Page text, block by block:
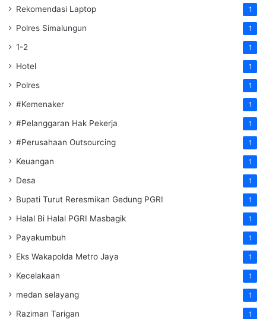
Rekomendasi Laptop 1
Polres Simalungun 1
1-2 1
Hotel 1
Polres 1
#Kemenaker 1
#Pelanggaran Hak Pekerja 1
#Perusahaan Outsourcing 1
Keuangan 1
Desa 1
Bupati Turut Reresmikan Gedung PGRI 1
Halal Bi Halal PGRI Masbagik 1
Payakumbuh 1
Eks Wakapolda Metro Jaya 1
Kecelakaan 1
medan selayang 1
Raziman Tarigan 1